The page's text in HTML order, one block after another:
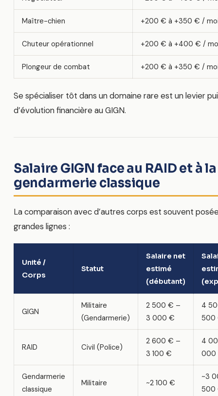
Maître-chien +200 € à +350 € /
Chuteur opérationnel +200 € à +400 € /
Plongeur de combat +200 € à +350 € /
Se spécialiser tôt dans un domaine rare est un levier
d’évolution financière au GIGN.
Salaire GIGN face au RAID et à la
gendarmerie classique
La comparaison avec d’autres corps est souvent
grandes lignes :
Unité /
Corps
Statut
Salaire net
estimé
(débutant)
GIGN
Militaire
(Gendarmerie)
2 500 € –
3 000 €
4
500
RAID Civil (Police)
2 600 € –
3 100 €
4
Gendarmerie
classique
Militaire ~2 100 €
~3
500